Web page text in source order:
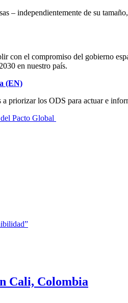
– independientemente de su
con el compromiso del gobierno
en nuestro país.
(EN)
priorizar los ODS para actuar e
Pacto Global
Cali, Colombia